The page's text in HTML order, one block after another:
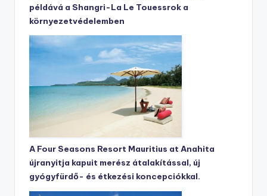
példává a Shangri-La Le Touessrok a
környezetvédelemben
A Four Seasons Resort Mauritius at Anahita
újranyitja kapuit merész átalakítással, új
gyógyfürdő- és étkezési koncepciókkal.